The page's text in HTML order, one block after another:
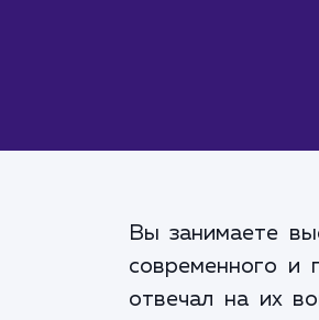
Вы занимаете
современного и
отвечал на их